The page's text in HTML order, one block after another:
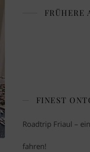
FRÜHERE
FINEST
Roadtrip Friaul –
fahren!